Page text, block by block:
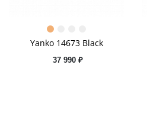
Yanko 14673 Black
37 990 ₽